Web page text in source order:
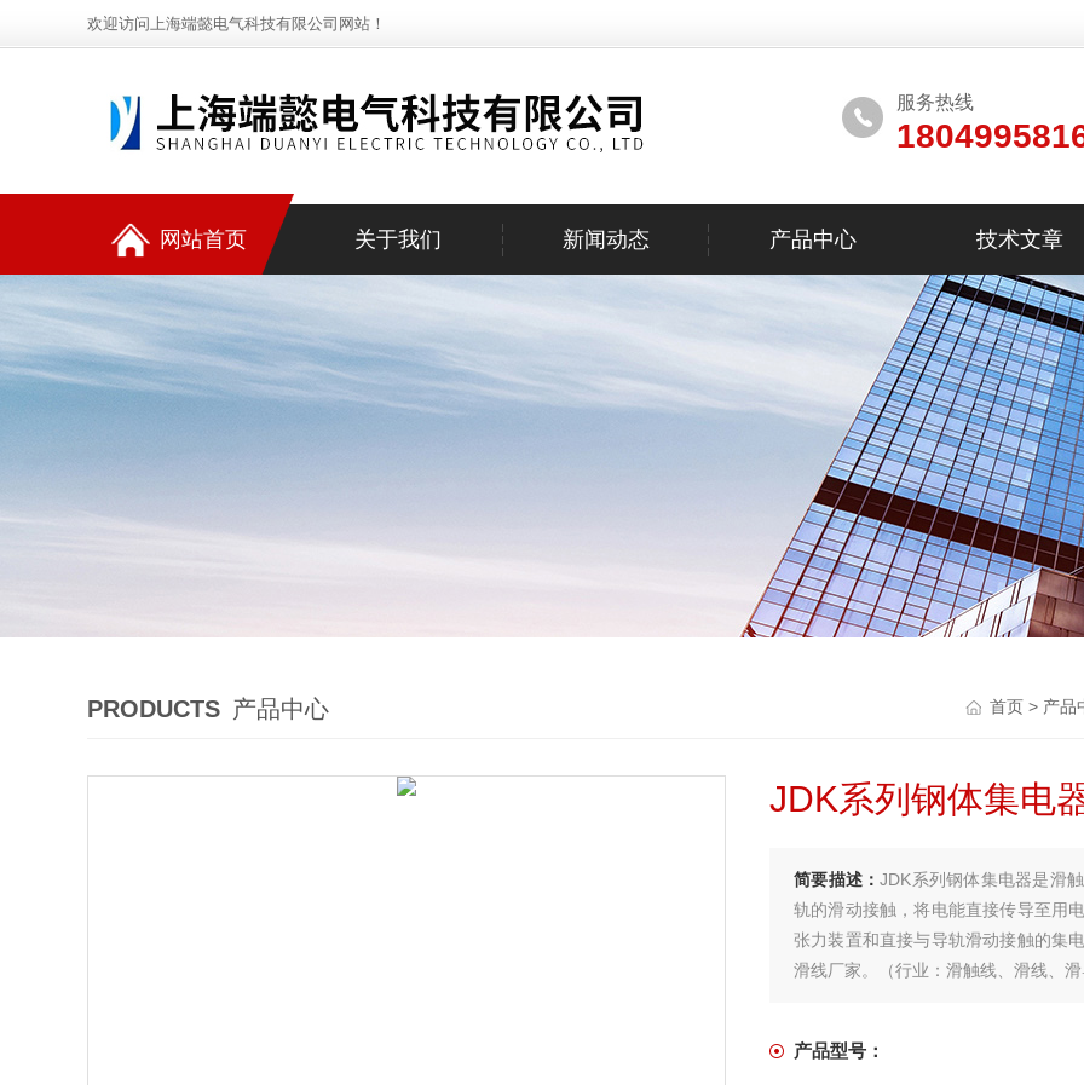
欢迎访问上海端懿电气科技有限公司网站！
服务热线
网站首页 关于我们 新闻动态 产品中心 技术文章
PRODUCTS 产品中心 首页 > 产品
JDK系列钢体集电
简要描述：JDK系列钢体集电器是滑
轨的滑动接触，将电能直接传导至用
张力装置和直接与导轨滑动接触的集
滑线厂家。（行业：滑触线、滑线、滑
产品型号：